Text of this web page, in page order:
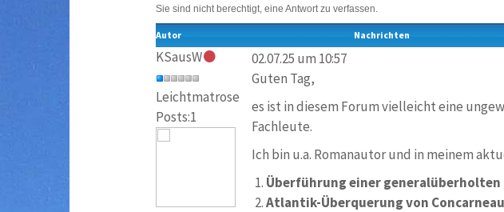
Sie sind nicht berechtigt, eine Antwort zu verfassen.
Autor Nachrichten
KSausW
Leichtmatrose
Posts:1
02.07.25 um 10:57
Guten Tag,
es ist in diesem Forum vielleicht eine
Fachleute.
Ich bin u.a. Romanautor und in meinem
Überführung einer generalüberholten
Atlantik-Überquerung von